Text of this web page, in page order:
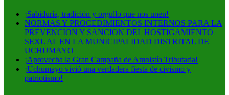
¡Sabiduría, tradición y orgullo que nos unen!
NORMAS Y PROCEDIMIENTOS INTERNOS PARA LA
PREVENCION Y SANCION DEL HOSTIGAMIENTO
SEXUAL EN LA MUNICIPALIDAD DISTRITAL DE
UCHUMAYO
¡Aprovecha la Gran Campaña de Amnistía Tributaria!
¡Uchumayo vivió una verdadera fiesta de civismo y
patriotismo!